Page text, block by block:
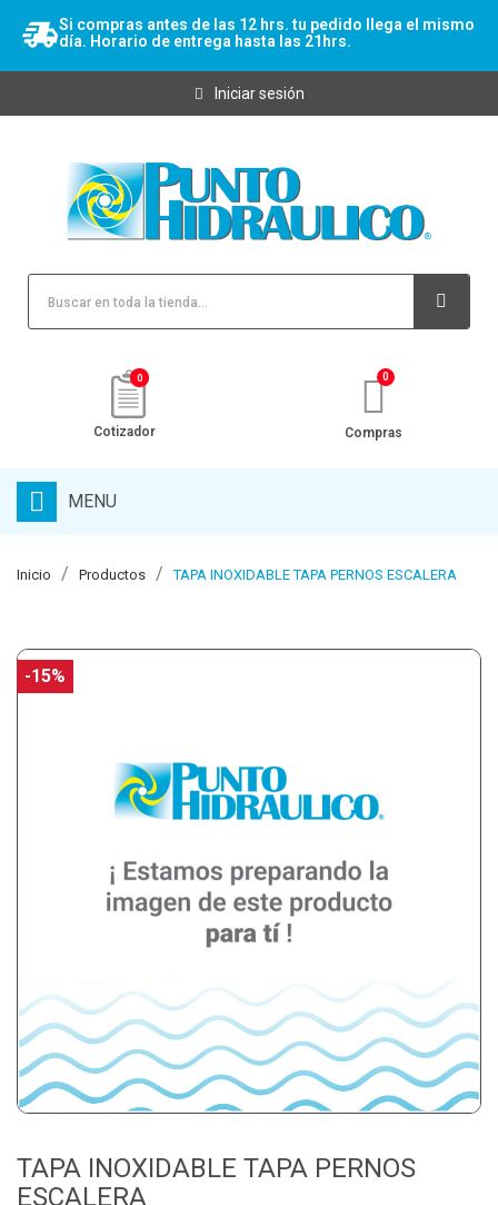
Si compras antes de las 12 hrs. tu pedido llega el mismo
día. Horario de entrega hasta las 21hrs.
Iniciar sesión
0
Cotizador Compras
MENU
Inicio Productos TAPA INOXIDABLE TAPA PERNOS ESCALERA
-15%
TAPA INOXIDABLE TAPA PERNOS
ESCALERA